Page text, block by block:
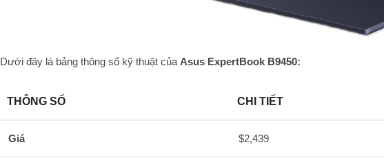
Dưới đây là bảng thông số kỹ thuật của Asus ExpertBook B9450:
THÔNG SỐ CHI TIẾT
Giá $2,439